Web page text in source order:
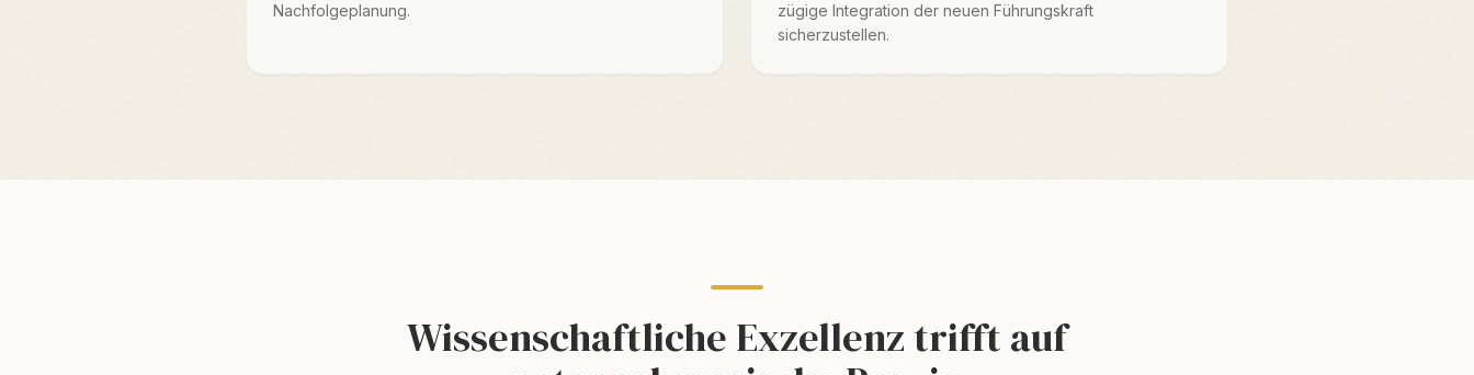
Nachfolgeplanung.
zügige Integration der neuen Führungskraft
sicherzustellen.
Wissenschaftliche Exzellenz trifft auf